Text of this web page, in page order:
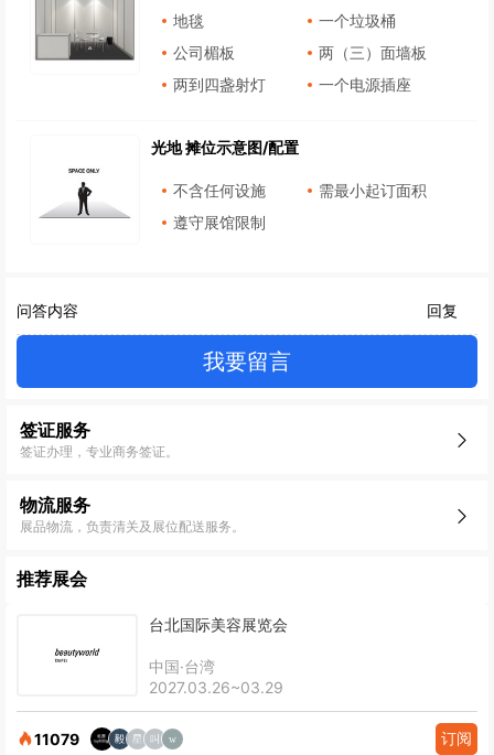
地毯
一个垃圾桶
公司楣板
两（三）面墙板
两到四盏射灯
一个电源插座
光地 摊位示意图/配置
不含任何设施
需最小起订面积
遵守展馆限制
问答内容 回复
我要留言
签证服务
签证办理，专业商务签证。
物流服务
展品物流，负责清关及展位配送服务。
推荐展会
台北国际美容展览会
中国·台湾
2027.03.26~03.29
11079 订阅